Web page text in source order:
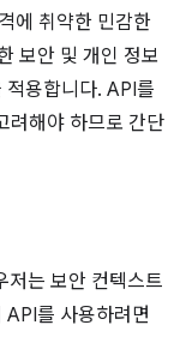
에 취약한 민감한
보안 및 개인 정보
용합니다. API를
려해야 하므로 간단
저는 보안 컨텍스트
를 사용하려면